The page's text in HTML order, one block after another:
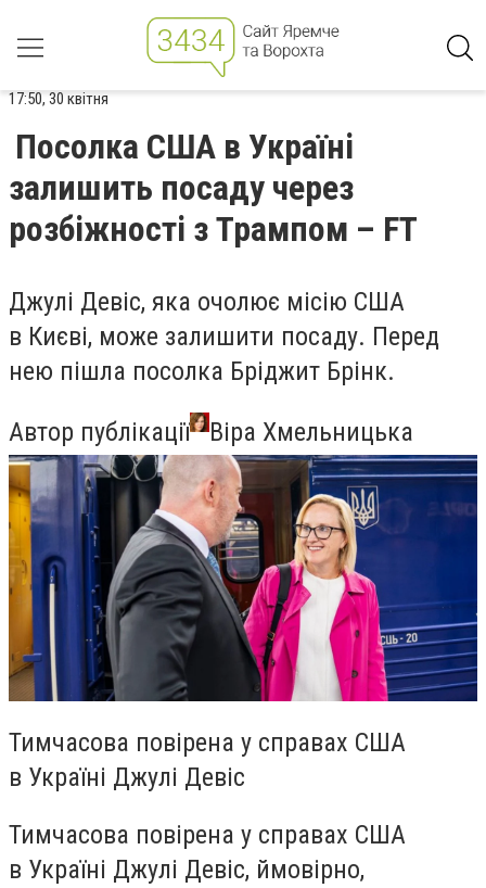
17:50, 30 квітня
Посолка США в Україні
залишить посаду через
розбіжності з Трампом – FT
Джулі Девіс, яка очолює місію США
в Києві, може залишити посаду. Перед
нею пішла посолка Бріджит Брінк.
Автор публікації
Віра Хмельницька
Тимчасова повірена у справах США
в Україні Джулі Девіс
Тимчасова повірена у справах США
в Україні Джулі Девіс, ймовірно,